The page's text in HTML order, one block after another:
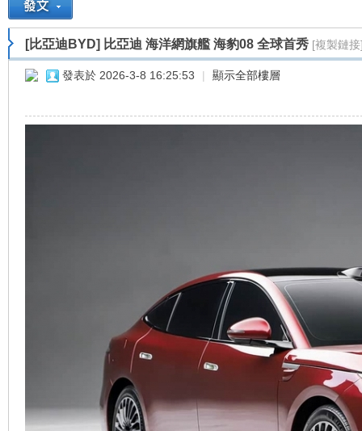
索
重 » › › ›
[比亞迪BYD] 比亞迪 海洋網旗艦 海豹08 全球首秀 [複製鏈
發表於 2026-3-8 16:25:53 | 顯示全部樓層